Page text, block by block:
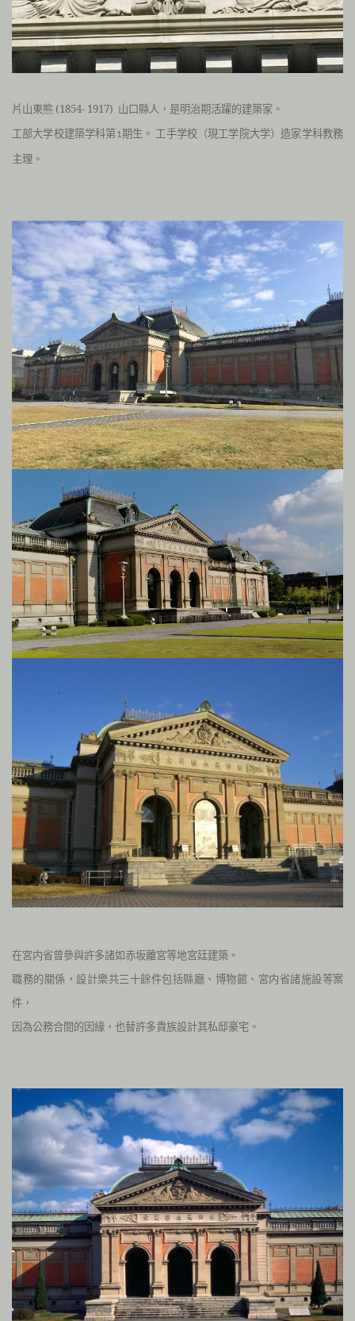
片山東熊 (1854- 1917) 山口縣人 ，是明治期活躍的建築家。
工部大学校建築学科第1期生。 工手学校（現工学院大学）造家学科教務
主理。
在宮内省曾參與許多諸如赤坂離宮等地宮廷建築。
職務的關係，設計樂共三十餘件包括縣廳、博物館、宮内省諸施設等案
件，
因為公務合間的因緣，也替許多貴族設計其私邸豪宅 。